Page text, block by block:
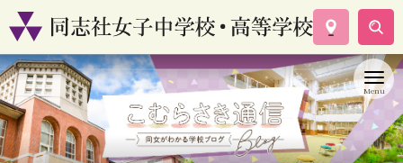
学校案内
コース紹介
学校生活
入試情報